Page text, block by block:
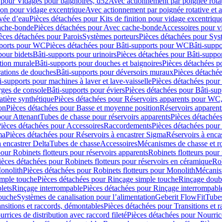
pour vidage excentriqueAvec actionnement par poignée rotative et
d’eauPièces détachées pour Kits de finition pour vidage
bondePièces détachées pour Avec cache-bondeAccessoires pour
détachées pour ParoisSystèmes porteursPièces détachées pour
pour WCPièces détachées pour Bâti-supports pour WCBâti-
bidetsBâti-supports pour urinoirsPièces détachées pour Bâti-
muraleBâti-supports pour douches et baignoiresPièces détachées
de douchesBâti-supports pour déversoirs murauxPièces
supports pour machines à laver et lave-vaissellePièces détachées
de consoleBâti-supports pour éviersPièces détachées pour Bâti-
synthétiquePièces détachées pour Réservoirs apparents pour
Pièces détachées pour Basse et moyenne positionRéservoirs
AttenantTubes de chasse pour réservoirs apparentsPièces
détachées pour AccessoiresRaccordementsPièces détachées
Pièces détachées pour Réservoirs à encastrer SigmaRéservoirs à
encastrer DeltaTubes de chasseAccessoiresMécanismes de chasse et
Robinets flotteurs pour réservoirs apparentsRobinets flotteurs pour
détachées pour Robinets flotteurs pour réservoirs en céramique
Pièces détachées pour Robinets flotteurs pour Monolith
touchePièces détachées pour Rinçage simple toucheRinçage
Rinçage interrompablePièces détachées pour Rinçage
Systèmes de canalisation pour l’alimentationGeberit FlowFit
et raccords, démontablesPièces détachées pour Transitions et
de distribution avec raccord filetéPièces détachées pour